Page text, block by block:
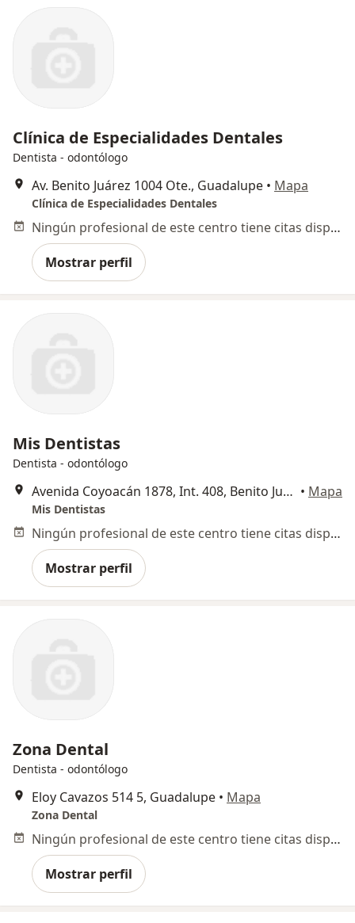
Clínica de Especialidades Dentales
Dentista - odontólogo
Av. Benito Juárez 1004 Ote., Guadalupe • Mapa
Clínica de Especialidades Dentales
Ningún profesional de este centro tiene citas disponibles
Mostrar perfil
Mis Dentistas
Dentista - odontólogo
Avenida Coyoacán 1878, Int. 408, Benito Juárez • Mapa
Mis Dentistas
Ningún profesional de este centro tiene citas disponibles
Mostrar perfil
Zona Dental
Dentista - odontólogo
Eloy Cavazos 514 5, Guadalupe • Mapa
Zona Dental
Ningún profesional de este centro tiene citas disponibles
Mostrar perfil